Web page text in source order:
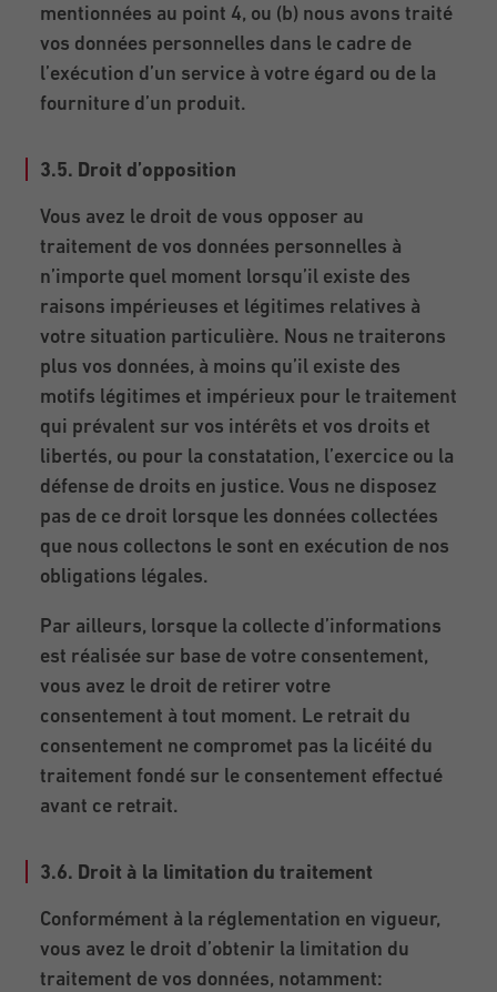
mentionnées au point 4, ou (b) nous avons traité
vos données personnelles dans le cadre de
l’exécution d’un service à votre égard ou de la
fourniture d’un produit.
3.5. Droit d’opposition
Vous avez le droit de vous opposer au
traitement de vos données personnelles à
n’importe quel moment lorsqu’il existe des
raisons impérieuses et légitimes relatives à
votre situation particulière. Nous ne traiterons
plus vos données, à moins qu’il existe des
motifs légitimes et impérieux pour le traitement
qui prévalent sur vos intérêts et vos droits et
libertés, ou pour la constatation, l’exercice ou la
défense de droits en justice. Vous ne disposez
pas de ce droit lorsque les données collectées
que nous collectons le sont en exécution de nos
obligations légales.
Par ailleurs, lorsque la collecte d’informations
est réalisée sur base de votre consentement,
vous avez le droit de retirer votre
consentement à tout moment. Le retrait du
consentement ne compromet pas la licéité du
traitement fondé sur le consentement effectué
avant ce retrait.
3.6. Droit à la limitation du traitement
Conformément à la réglementation en vigueur,
vous avez le droit d’obtenir la limitation du
traitement de vos données, notamment: